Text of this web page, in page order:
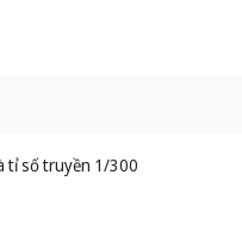
tỉ số truyền 1/300